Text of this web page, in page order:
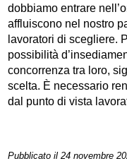
dobbiamo entrare
affluiscono nel nostro
lavoratori di scegliere.
possibilità
concorrenza tra loro,
scelta. È necessario
dal punto di vista
Pubblicato il 24 novembre